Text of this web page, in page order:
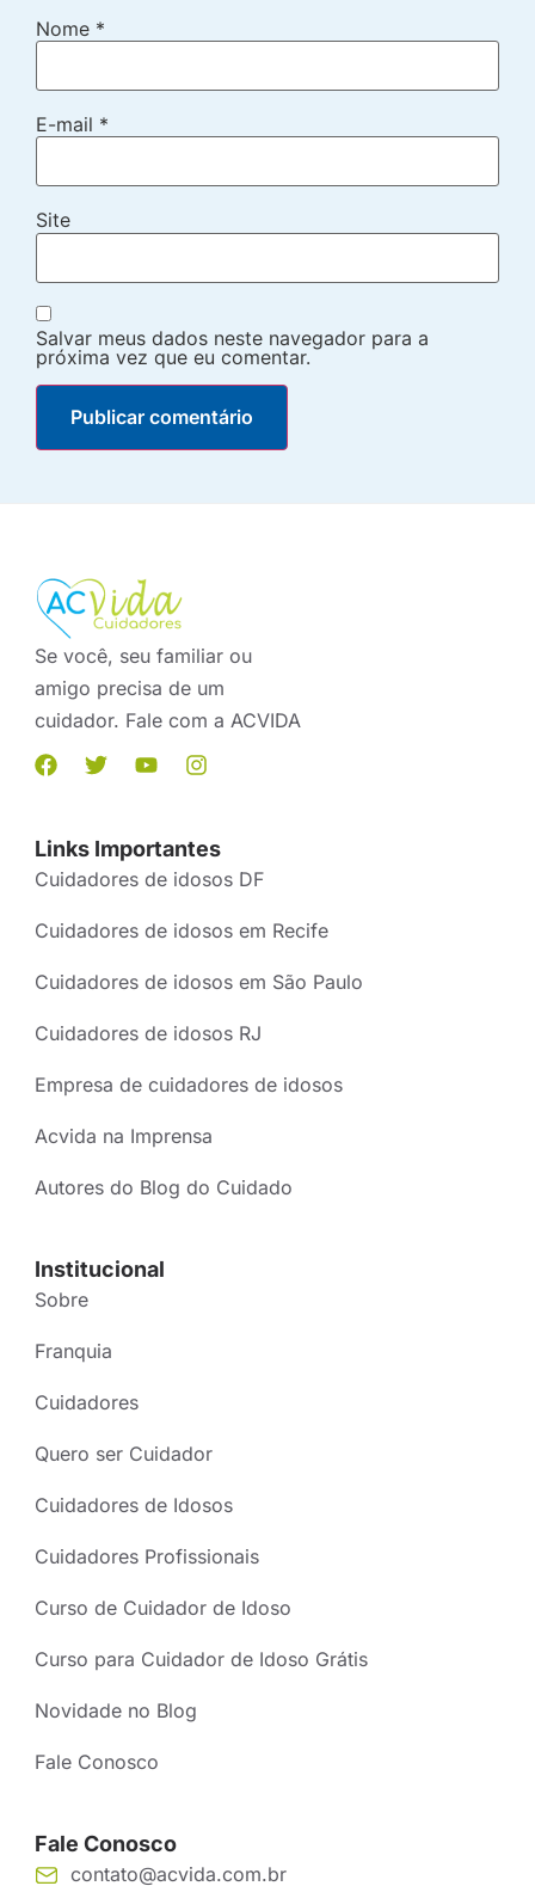
Nome *
E-mail *
Site
Salvar meus dados neste navegador para a
próxima vez que eu comentar.
Se você, seu familiar ou
amigo precisa de um
cuidador. Fale com a ACVIDA
Links Importantes
Cuidadores de idosos DF
Cuidadores de idosos em Recife
Cuidadores de idosos em São Paulo
Cuidadores de idosos RJ
Empresa de cuidadores de idosos
Acvida na Imprensa
Autores do Blog do Cuidado
Institucional
Sobre
Franquia
Cuidadores
Quero ser Cuidador
Cuidadores de Idosos
Cuidadores Profissionais
Curso de Cuidador de Idoso
Curso para Cuidador de Idoso Grátis
Novidade no Blog
Fale Conosco
Fale Conosco
contato@acvida.com.br